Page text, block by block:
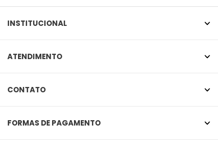
INSTITUCIONAL
ATENDIMENTO
CONTATO
FORMAS DE PAGAMENTO